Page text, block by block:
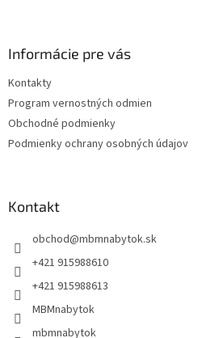
Informácie pre vás
Kontakty
Program vernostných odmien
Obchodné podmienky
Podmienky ochrany osobných údajov
Kontakt
obchod@mbmnabytok.sk
+421 915988610
+421 915988613
MBMnabytok
mbmnabytok